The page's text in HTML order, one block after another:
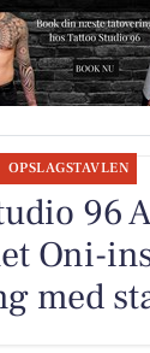
OPSLAGSTAVLEN
96
Oni-
med